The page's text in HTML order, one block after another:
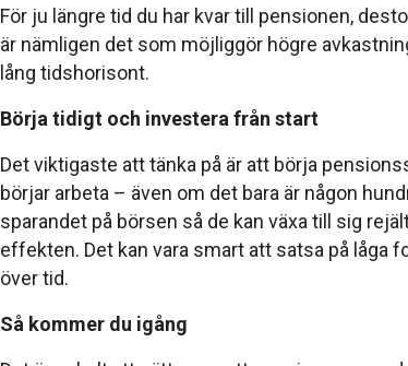
För ju längre tid du har kvar till pensionen,
är nämligen det som möjliggör högre
lång tidshorisont.
Börja tidigt och investera från start
Det viktigaste att tänka på är att börja
börjar arbeta – även om det bara är någon
sparandet på börsen så de kan växa till sig
effekten. Det kan vara smart att satsa på låga
över tid.
Så kommer du igång